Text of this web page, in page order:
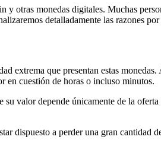
otras monedas digitales. Muchas
detalladamente las razones
extrema que presentan estas
en cuestión de horas o incluso minutos.
valor depende únicamente de la
dispuesto a perder una gran cantidad